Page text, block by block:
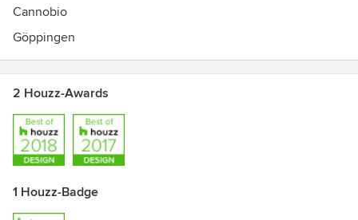
Cannobio
Göppingen
2 Houzz-Awards
1 Houzz-Badge